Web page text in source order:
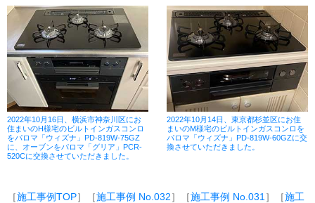
2022年10月16日、横浜市神奈川区にお
住まいのH様宅のビルトインガスコンロ
をパロマ「ウィズナ」PD-819W-75GZ
に、オーブンをパロマ「グリア」PCR-
520Cに交換させていただきました。
2022年10月14日、東京都杉並区にお住
まいのM様宅のビルトインガスコンロを
パロマ「ウィズナ」PD-819W-60GZに交
換させていただきました。
［施工事例TOP］［施工事例 No.032］［施工事例 No.031 ］［施工